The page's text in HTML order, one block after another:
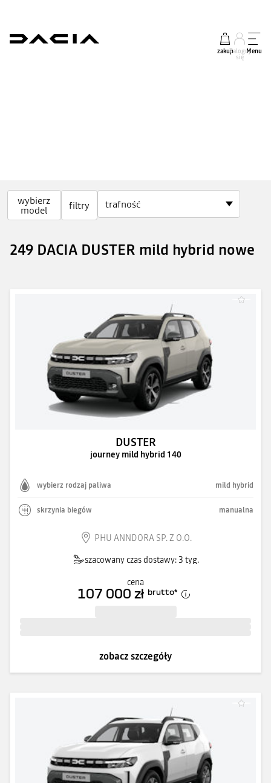
zakupZaloguj
się
Menu
wybierz
model filtry
DOWIEDZ SIĘ WIĘCEJ
249 DACIA DUSTER mild hybrid nowe
DUSTER
journey mild hybrid 140
wybierz rodzaj paliwa mild hybrid
skrzynia biegów manualna
PHU ANNDORA SP. Z O.O.
szacowany czas dostawy: 3 tyg.
cena
107 000 zł brutto*
zobacz szczegóły